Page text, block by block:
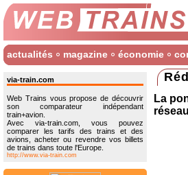
actualités magazine économie
via-train.com
Web Trains vous propose de découvrir
son comparateur indépendant
train+avion.
Avec via-train.com, vous pouvez
comparer les tarifs des trains et des
avions, acheter ou revendre vos billets
de trains dans toute l'Europe.
http://www.via-train.com
La